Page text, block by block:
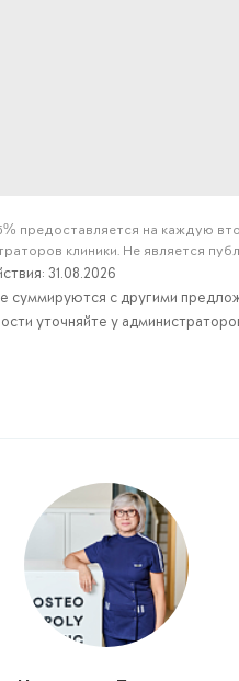
предоставляется на каждую
клиники. Не является
31.08.2026
суммируются с другими
уточняйте у